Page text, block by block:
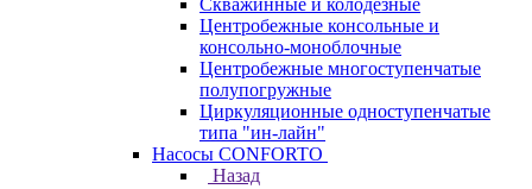
Скважинные и колодезные
Центробежные консольные и
консольно-моноблочные
Центробежные многоступенчатые
полупогружные
Циркуляционные одноступенчатые
типа "ин-лайн"
Насосы CONFORTO
Назад